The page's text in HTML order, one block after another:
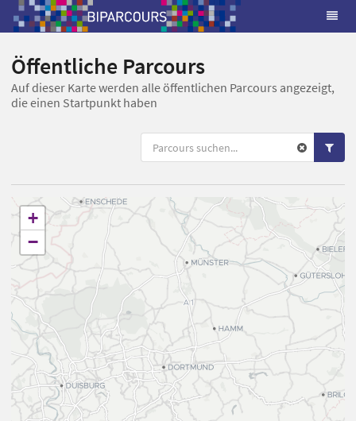
Öffentliche Parcours
Auf dieser Karte werden alle öffentlichen Parcours angezeigt,
die einen Startpunkt haben
+
−